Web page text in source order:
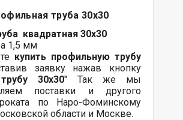
труба 30х30
квадратная 30х30
1,5 мм
купить профильную трубу
заявку нажав кнопку
30х30" Так же мы
поставки и другого
по Наро-Фоминскому
области и Москве.